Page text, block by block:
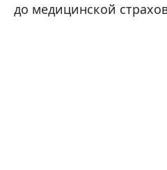
до медицинской